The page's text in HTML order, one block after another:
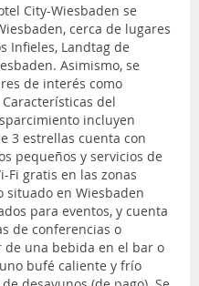
City-Wiesbaden se
cerca de lugares
Infieles, Landtag de
Asimismo, se
de interés como
Características del
incluyen
3 estrellas cuenta con
pequeños y servicios de
Fi gratis en las zonas
situado en Wiesbaden
para eventos, y cuenta
de conferencias o
una bebida en el bar o
bufé caliente y frío